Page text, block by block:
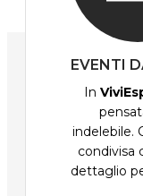
EVENTI
In
indelebile.
condivisa
dettaglio